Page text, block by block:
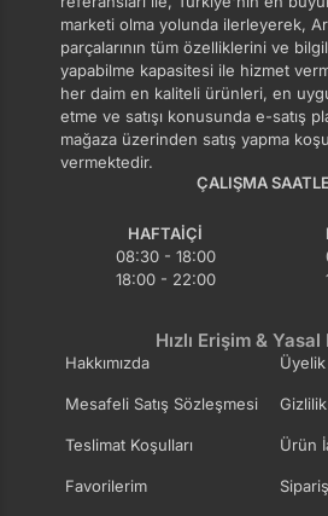
marketi olma yolunda ilerleyerek,
parçalarının tüm özelliklerini ve
yapabilme kapasitesi ile hizmet
her daim en kaliteli ürünleri, en
etme ve satışı konusunda e-satış
mağaza üzerinden satış yapma
vermektedir.
ÇALIŞMA
HAFTAIÇI
08:30 - 18:00
18:00 - 22:00
Hızlı Erişim &
Hakkımızda
Mesafeli Satış Sözleşmesi
Teslimat Koşulları Ürün
Favorilerim